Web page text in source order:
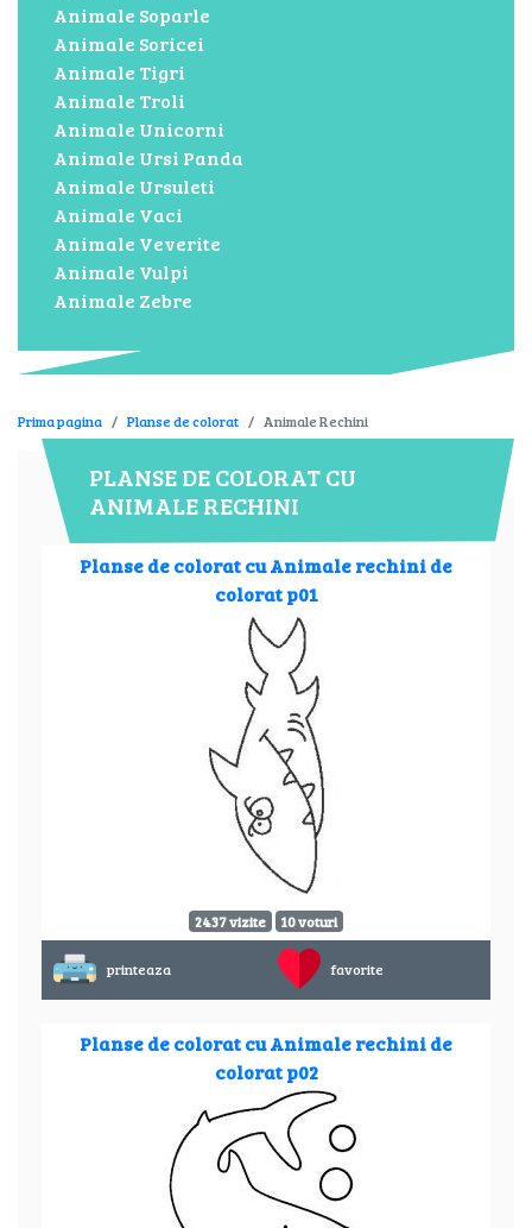
Animale Soparle
Animale Soricei
Animale Tigri
Animale Troli
Animale Unicorni
Animale Ursi Panda
Animale Ursuleti
Animale Vaci
Animale Veverite
Animale Vulpi
Animale Zebre
Prima pagina Planse de colorat Animale Rechini
PLANSE DE COLORAT CU
ANIMALE RECHINI
Planse de colorat cu Animale rechini de
colorat p01
2437 vizite 10 voturi
printeaza favorite
Planse de colorat cu Animale rechini de
colorat p02